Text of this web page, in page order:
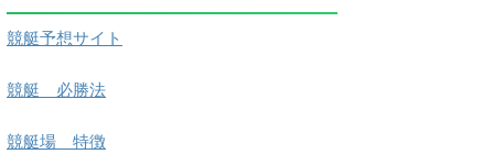
競艇予想サイト
競艇 必勝法
競艇場 特徴